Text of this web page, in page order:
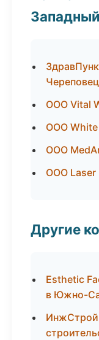
Череповец
ООО Vital
ООО White
ООО
ООО Laser
Другие
Esthetic
в Южно-
ИнжСтрой